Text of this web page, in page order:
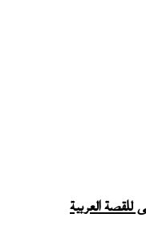
للقصة العربية